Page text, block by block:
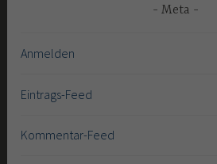
Meta
Anmelden
Eintrags-Feed
Kommentar-Feed